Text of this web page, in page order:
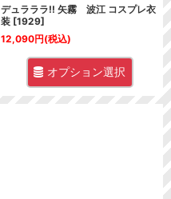
デュラララ!! 矢霧 波江 コスプレ衣
装 [1929]
12,090円(税込)
オプション選択